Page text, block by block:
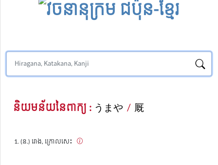
និយមន័យនៃពាក្យ : うまや / 厩
(ន.) រោង, ក្រោលសេះ